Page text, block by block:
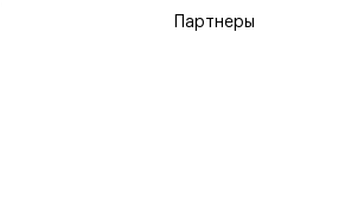
Партнеры